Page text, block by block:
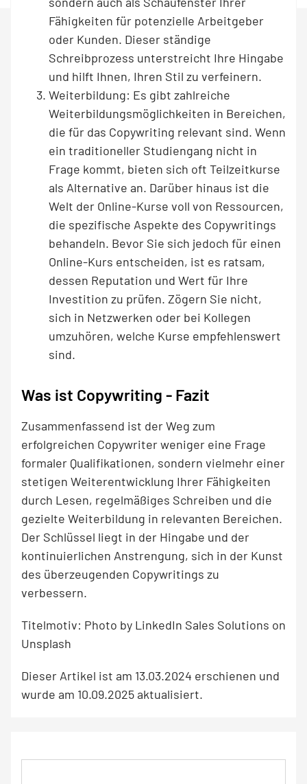
Fähigkeiten für potenzielle Arbeitgeber
oder Kunden. Dieser ständige
Schreibprozess unterstreicht Ihre Hingabe
und hilft Ihnen, Ihren Stil zu verfeinern.
Weiterbildung: Es gibt zahlreiche
Weiterbildungsmöglichkeiten in Bereichen,
die für das Copywriting relevant sind. Wenn
ein traditioneller Studiengang nicht in
Frage kommt, bieten sich oft Teilzeitkurse
als Alternative an. Darüber hinaus ist die
Welt der Online-Kurse voll von Ressourcen,
die spezifische Aspekte des Copywritings
behandeln. Bevor Sie sich jedoch für einen
Online-Kurs entscheiden, ist es ratsam,
dessen Reputation und Wert für Ihre
Investition zu prüfen. Zögern Sie nicht,
sich in Netzwerken oder bei Kollegen
umzuhören, welche Kurse empfehlenswert
sind.
Was ist Copywriting - Fazit
Zusammenfassend ist der Weg zum
erfolgreichen Copywriter weniger eine Frage
formaler Qualifikationen, sondern vielmehr einer
stetigen Weiterentwicklung Ihrer Fähigkeiten
durch Lesen, regelmäßiges Schreiben und die
gezielte Weiterbildung in relevanten Bereichen.
Der Schlüssel liegt in der Hingabe und der
kontinuierlichen Anstrengung, sich in der Kunst
des überzeugenden Copywritings zu
verbessern.
Titelmotiv: Photo by LinkedIn Sales Solutions on
Unsplash
Dieser Artikel ist am 13.03.2024 erschienen und
wurde am 10.09.2025 aktualisiert.